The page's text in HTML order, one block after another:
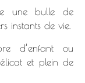
une bulle de
instants de vie.
d’enfant ou
et plein de